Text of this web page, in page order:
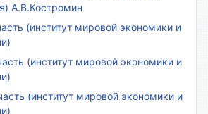
А.В.Костромин
(институт мировой экономики и
(институт мировой экономики и
(институт мировой экономики и